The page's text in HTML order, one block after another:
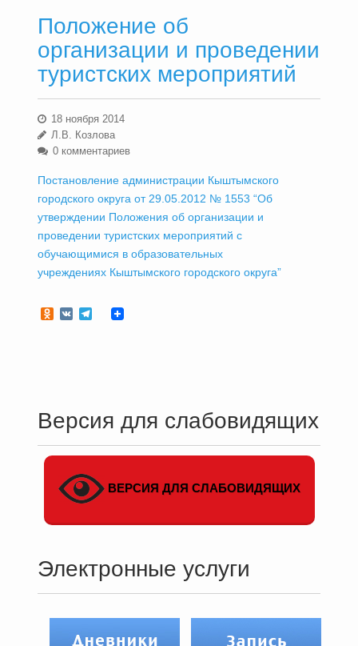
Положение об
организации и проведении
туристских мероприятий
18 ноября 2014
Л.В. Козлова
0 комментариев
Постановление администрации Кыштымского
городского округа от 29.05.2012 № 1553 “Об
утверждении Положения об организации и
проведении туристских мероприятий с
обучающимися в образовательных
учреждениях Кыштымского городского округа”
Odnoklassniki
VKTelegram
Версия для слабовидящих
ВЕРСИЯ ДЛЯ СЛАБОВИДЯЩИХ
Электронные услуги